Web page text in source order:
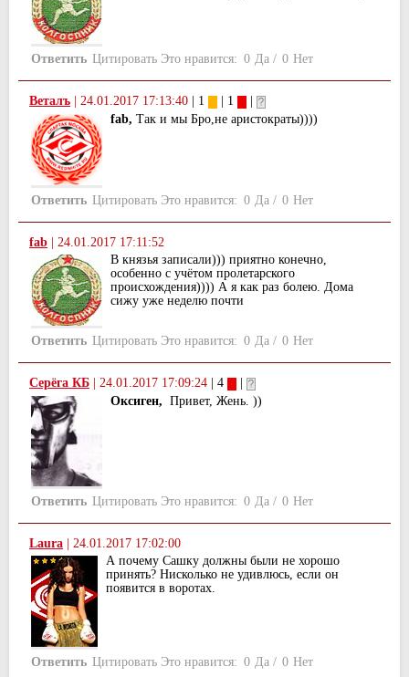
Ответить Цитировать Это нравится: 0 Да / 0 Нет
Веталъ 24.01.2017 17:13:40 | 1 | 1
fab, Так и мы Бро,не аристократы))))
Ответить Цитировать Это нравится: 0 Да / 0 Нет
fab
24.01.2017 17:11:52
В князья записали))) приятно конечно,
особенно с учётом пролетарского
происхождения)))) А я как раз болею. Дома
сижу уже неделю почти
Ответить Цитировать Это нравится: 0 Да / 0 Нет
Серёга КБ 24.01.2017 17:09:24 | 4
Оксиген, Привет, Жень. ))
Ответить Цитировать Это нравится: 0 Да / 0 Нет
Laura | 24.01.2017 17:02:00
А почему Сашку должны были не хорошо
принять? Нисколько не удивлюсь, если он
появится в воротах.
Ответить Цитировать Это нравится: 0 Да / 0 Нет